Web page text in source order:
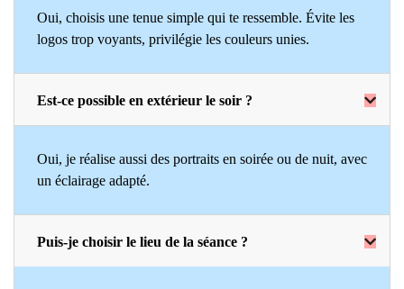
Oui, choisis une tenue simple qui te ressemble. Évite les
logos trop voyants, privilégie les couleurs unies.
Est-ce possible en extérieur le soir ?
Oui, je réalise aussi des portraits en soirée ou de nuit, avec
un éclairage adapté.
Puis-je choisir le lieu de la séance ?